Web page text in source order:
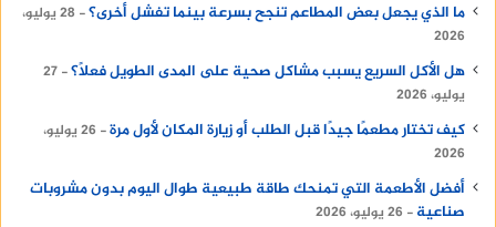
ما الذي يجعل بعض المطاعم تنجح بسرعة بينما تفشل أخرى؟
28 يوليو،
2026
هل الأكل السريع يسبب مشاكل صحية على المدى الطويل فعلًا؟ 27
يوليو، 2026
كيف تختار مطعمًا جيدًا قبل الطلب أو زيارة المكان لأول مرة
26 يوليو،
2026
أفضل الأطعمة التي تمنحك طاقة طبيعية طوال اليوم بدون مشروبات
صناعية
26 يوليو، 2026